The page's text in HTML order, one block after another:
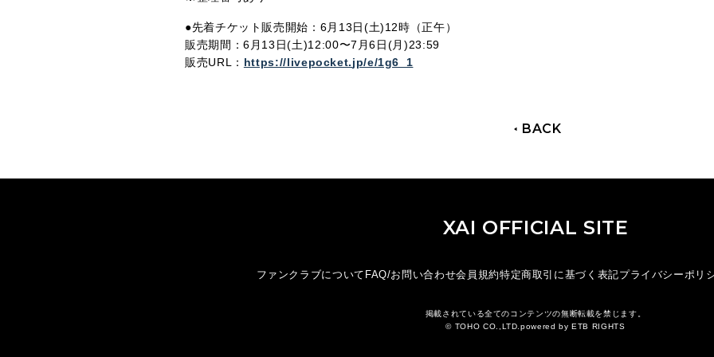
●先着チケット販売開始：6月13日(土)12時（正午）
販売期間：6月13日(土)12:00〜7月6日(月)23:59
販売URL： https://livepocket.jp/e/1g6_1
BACK
XAI OFFICIAL SITE
ファンクラブについて FAQ/お問い合わせ会員規約特定商取引に基づく表記プライバシーポリ
掲載されている全てのコンテンツの無断転載を禁じます。
© TOHO CO.,LTD.powered byETB RIGHTS